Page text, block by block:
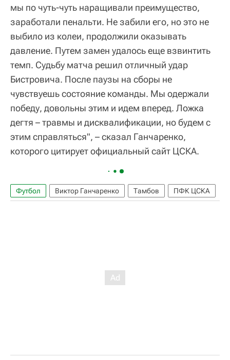
мы по чуть-чуть наращивали преимущество,
заработали пенальти. Не забили его, но это не
выбило из колеи, продолжили оказывать
давление. Путем замен удалось еще взвинтить
темп. Судьбу матча решил отличный удар
Бистровича. После паузы на сборы не
чувствуешь состояние команды. Мы одержали
победу, довольны этим и идем вперед. Ложка
дегтя – травмы и дисквалификации, но будем с
этим справляться", – сказал Ганчаренко,
которого цитирует официальный сайт ЦСКА.
Футбол Виктор Ганчаренко Тамбов ПФК ЦСКА